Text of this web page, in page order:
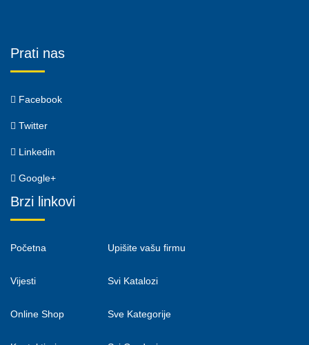
Prati nas
Facebook
Twitter
Linkedin
Google+
Brzi linkovi
Početna
Vijesti
Online Shop
Upišite vašu firmu
Svi Katalozi
Sve Kategorije